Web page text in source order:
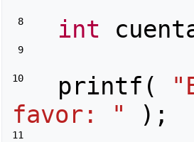
8 int
9
10 printf (
favor: "
);
11